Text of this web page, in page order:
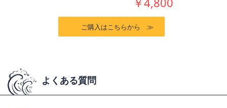
ご購入はこちらから ≫
よくある質問